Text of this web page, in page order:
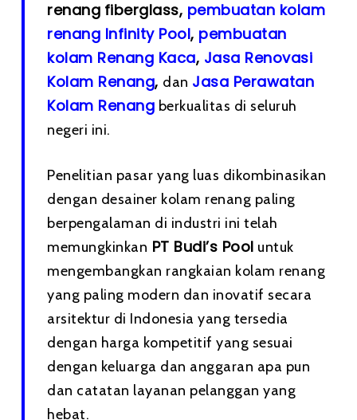
renang fiberglass, pembuatan kolam
renang Infinity Pool, pembuatan
kolam Renang Kaca, Jasa Renovasi
Kolam Renang, dan Jasa Perawatan
Kolam Renang berkualitas di seluruh
negeri ini.
Penelitian pasar yang luas dikombinasikan
dengan desainer kolam renang paling
berpengalaman di industri ini telah
memungkinkan PT Budi’s Pool untuk
mengembangkan rangkaian kolam renang
yang paling modern dan inovatif secara
arsitektur di Indonesia yang tersedia
dengan harga kompetitif yang sesuai
dengan keluarga dan anggaran apa pun
dan catatan layanan pelanggan yang
hebat.